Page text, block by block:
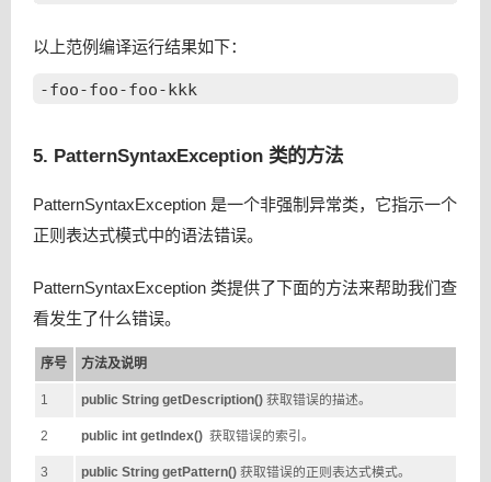
以上范例编译运行结果如下：
5. PatternSyntaxException 类的方法
PatternSyntaxException 是一个非强制异常类，它指示一个
正则表达式模式中的语法错误。
PatternSyntaxException 类提供了下面的方法来帮助我们查
看发生了什么错误。
序号 方法及说明
1 public String getDescription() 获取错误的描述。
2 public int getIndex() 获取错误的索引。
3 public String getPattern() 获取错误的正则表达式模式。